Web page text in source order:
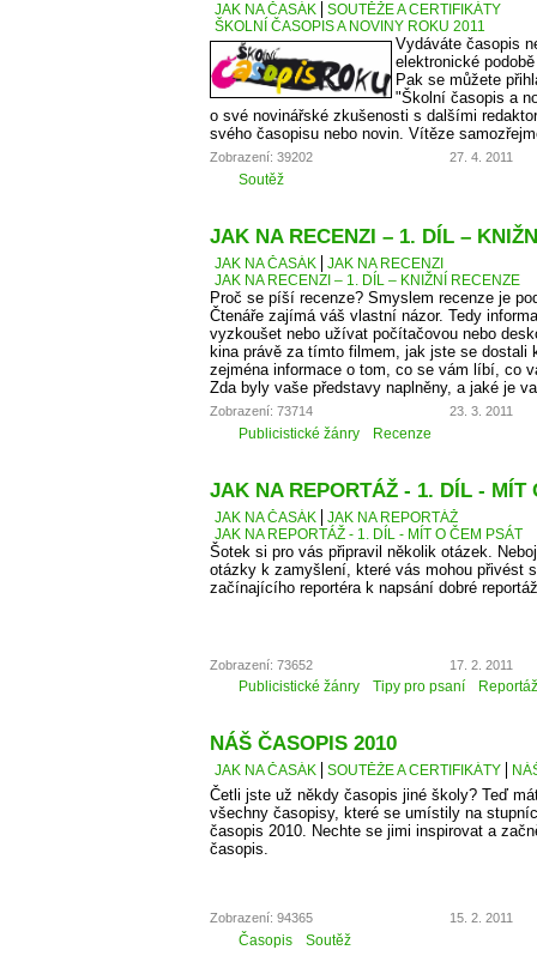
JAK NA ČASÁK
SOUTĚŽE A CERTIFIKÁTY
ŠKOLNÍ ČASOPIS A NOVINY ROKU 2011
Vydáváte časopis
elektronické
Pak se můžete
"Školní časopis a
o své novinářské zkušenosti s dalšími
svého časopisu nebo novin. Vítěze
Zobrazení: 39202 27. 4. 2011
Soutěž
JAK NA RECENZI – 1. DÍL –
JAK NA ČASÁK
JAK NA RECENZI
JAK NA RECENZI – 1. DÍL – KNIŽNÍ RECENZE
Proč se píší recenze? Smyslem recenze je
Čtenáře zajímá váš vlastní názor. Tedy
vyzkoušet nebo užívat počítačovou nebo
kina právě za tímto filmem, jak jste se dostali
zejména informace o tom, co se vám líbí, co
Zda byly vaše představy naplněny, a jaké je
Zobrazení: 73714 23. 3. 2011
Publicistické žánry Recenze
JAK NA REPORTÁŽ - 1. DÍL - MÍT
JAK NA ČASÁK
JAK NA REPORTÁŽ
JAK NA REPORTÁŽ - 1. DÍL - MÍT O ČEM PSÁT
Šotek si pro vás připravil několik otázek.
otázky k zamyšlení, které vás mohou přivést
začínajícího reportéra k napsání dobré
Zobrazení: 73652 17. 2. 2011
Publicistické žánry Tipy pro psaní Reportáž
NÁŠ ČASOPIS 2010
JAK NA ČASÁK SOUTĚŽE A CERTIFIKÁTY
Četli jste už někdy časopis jiné školy? Teď
všechny časopisy, které se umístily na
časopis 2010. Nechte se jimi inspirovat a
časopis.
Zobrazení: 94365 15. 2. 2011
Časopis Soutěž